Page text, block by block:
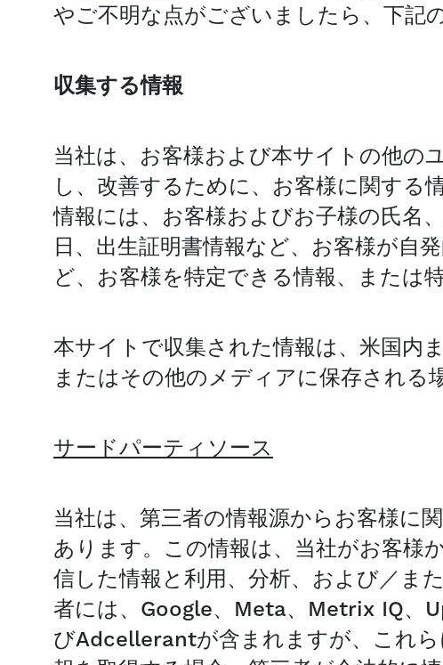
やご不明な点がございましたら、下記
収集する情報
当社は、お客様および本サイトの他の
し、改善するために、お客様に関する
情報には、お客様およびお子様の氏名
日、出生証明書情報など、お客様が自
ど、お客様を特定できる情報、または
本サイトで収集された情報は、米国内
またはその他のメディアに保存される
サードパーティソース
当社は、第三者の情報源からお客様に
あります。この情報は、当社がお客様
信した情報と利用、分析、および／ま
者には、Google、Meta、Metrix IQ、
びAdcellerantが含まれますが、これ